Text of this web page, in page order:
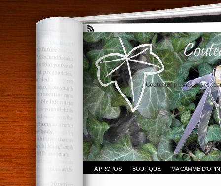
Couteaux pliants, fixes,
A PROPOS BOUTIQUE MA GAMME